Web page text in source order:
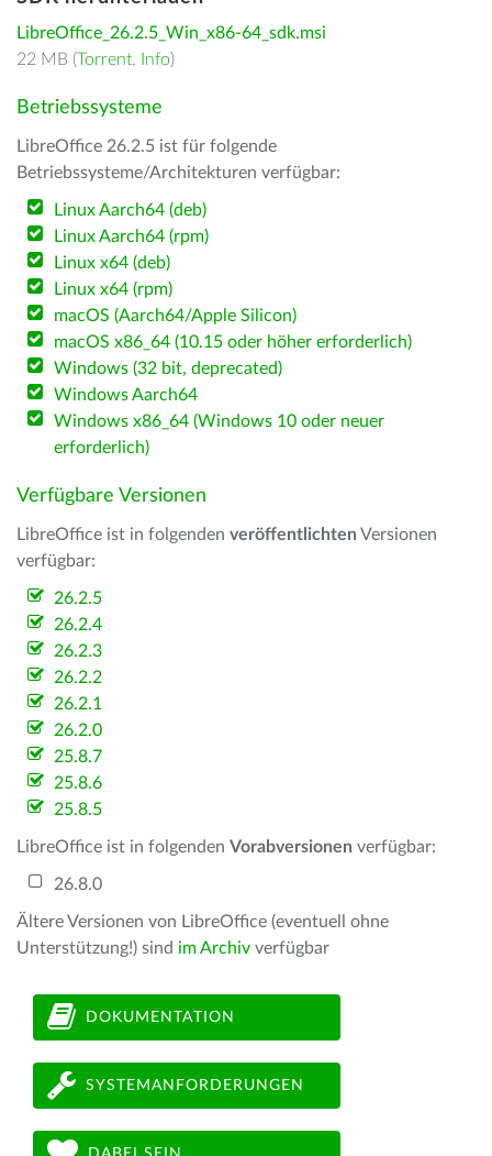
LibreOffice_26.2.5_Win_x86-64_sdk.msi
22 MB (Torrent, Info)
Betriebssysteme
LibreOffice 26.2.5 ist für folgende
Betriebssysteme/Architekturen verfügbar:
Linux Aarch64 (deb)
Linux Aarch64 (rpm)
Linux x64 (deb)
Linux x64 (rpm)
macOS (Aarch64/Apple Silicon)
macOS x86_64 (10.15 oder höher erforderlich)
Windows (32 bit, deprecated)
Windows Aarch64
Windows x86_64 (Windows 10 oder neuer
erforderlich)
Verfügbare Versionen
LibreOffice ist in folgenden veröffentlichten Versionen
verfügbar:
26.2.5
26.2.4
26.2.3
26.2.2
26.2.1
26.2.0
25.8.7
25.8.6
25.8.5
LibreOffice ist in folgenden Vorabversionen verfügbar:
26.8.0
Ältere Versionen von LibreOffice (eventuell ohne
Unterstützung!) sind im Archiv verfügbar
DOKUMENTATION
SYSTEMANFORDERUNGEN